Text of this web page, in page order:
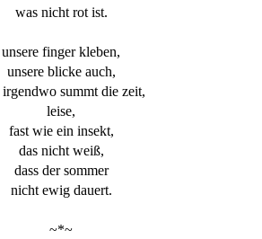
was nicht rot ist.
unsere finger kleben,
unsere blicke auch,
summt die zeit,
leise,
fast wie ein insekt,
das nicht weiß,
dass der sommer
nicht ewig dauert.
~*~